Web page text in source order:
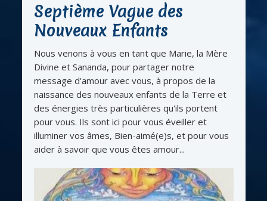
Septième Vague des
Nouveaux Enfants
Nous venons à vous en tant que Marie, la Mère
Divine et Sananda, pour partager notre
message d'amour avec vous, à propos de la
naissance des nouveaux enfants de la Terre et
des énergies très particulières qu'ils portent
pour vous. Ils sont ici pour vous éveiller et
illuminer vos âmes, Bien-aimé(e)s, et pour vous
aider à savoir que vous êtes amour...